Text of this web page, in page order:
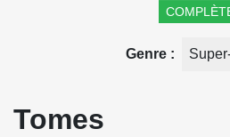
Genre
Tomes